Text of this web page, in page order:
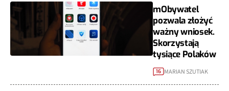
mObywatel
pozwala złożyć
ważny wniosek.
Skorzystają
tysiące Polaków
16 MARIAN SZUTIAK